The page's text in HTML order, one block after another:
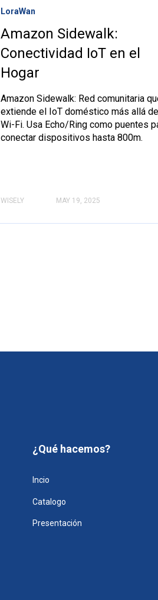
LoraWan
Amazon Sidewalk:
Conectividad IoT en el
Hogar
Amazon Sidewalk: Red comunitaria
extiende el IoT doméstico más allá
Wi-Fi. Usa Echo/Ring como puentes
conectar dispositivos hasta 800m.
WISELY MAY 19, 2025
¿Qué hacemos?
Incio
Catalogo
Presentación